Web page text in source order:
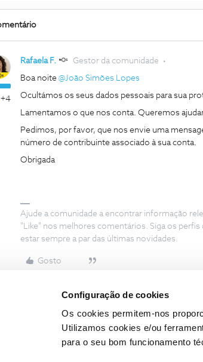
Configuração de cookies
Os cookies permitem-nos
Utilizamos cookies e/ou
para o seu bom funcionamento
+4
Rafaela F. Gestor da comunidade
Boa noite ​ @João Simões Lopes
Ocultámos os seus dados pessoais para sua
Lamentamos o que nos conta. Queremos
Pedimos, por favor, que nos envie uma
número de contribuinte associado à sua conta.
Obrigada
Ajude a comunidade a encontrar informação
"Like" nos melhores comentários. Siga os
estar sempre a par das últimas novidades.
Gosto